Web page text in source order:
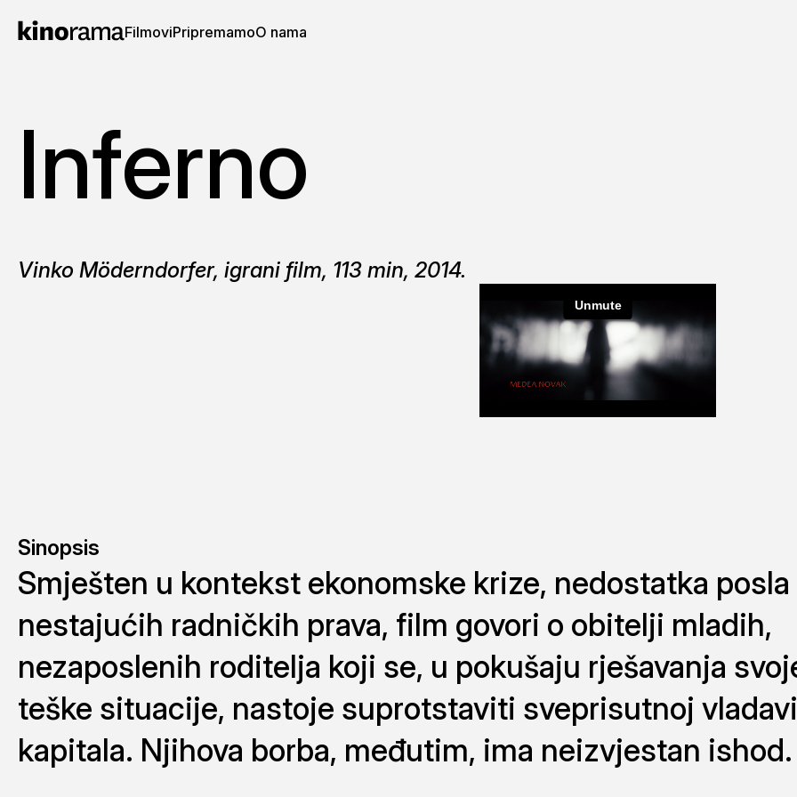
FilmoviPripremamoO nama
Inferno
Vinko Möderndorfer, igrani film, 113 min, 2014.
Sinopsis
Smješten u kontekst ekonomske krize, nedostatka posla
nestajućih radničkih prava, film govori o obitelji mladih,
nezaposlenih roditelja koji se, u pokušaju rješavanja
teške situacije, nastoje suprotstaviti sveprisutnoj
kapitala. Njihova borba, međutim, ima neizvjestan ishod.